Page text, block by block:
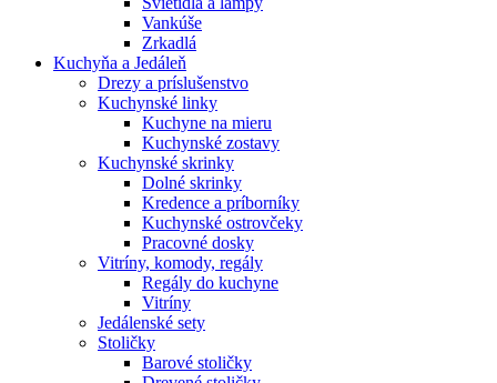
Vankúše
Zrkadlá
Kuchyňa a Jedáleň
Drezy a príslušenstvo
Kuchynské linky
Kuchyne na mieru
Kuchynské zostavy
Kuchynské skrinky
Dolné skrinky
Kredence a príborníky
Kuchynské ostrovčeky
Pracovné dosky
Vitríny, komody, regály
Regály do kuchyne
Vitríny
Jedálenské sety
Stoličky
Barové stoličky